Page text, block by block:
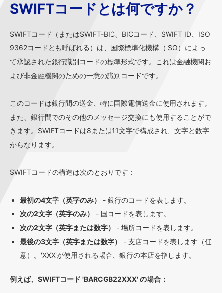
SWIFTコードとは何ですか？
SWIFTコード（またはSWIFT-BIC、BICコード、SWIFT ID、ISO
9362コードとも呼ばれる）は、国際標準化機構（ISO）によっ
て承認された銀行識別コードの標準形式です。これは金融機関お
よび非金融機関のための一意の識別コードです。
このコードは銀行間の送金、特に国際電信送金に使用されます。
また、銀行間でのその他のメッセージ交換にも使用することがで
きます。SWIFTコードは8または11文字で構成され、文字と数字
からなります。
SWIFTコードの構造は次のとおりです：
最初の4文字（英字のみ）
- 銀行のコードを表します。
次の2文字（英字のみ）
- 国コードを表します。
次の2文字（英字または数字）
- 場所コードを表します。
最後の3文字（英字または数字）
- 支店コードを表します（任
意）。'XXX'が使用される場合、銀行の本店を指します。
例えば、SWIFTコード 'BARCGB22XXX' の場合：